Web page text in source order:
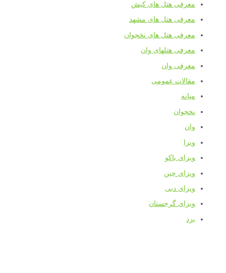
معرفی هتل های کیش
معرفی هتل های مشهد
معرفی هتل های نخجوان
معرفی هتلهای وان
معرفی وان
مقالات عمومی
میانه
نخجوان
وان
ویزا
ویزای باکو
ویزای چین
ویزای دبی
ویزای گرجستان
یزد